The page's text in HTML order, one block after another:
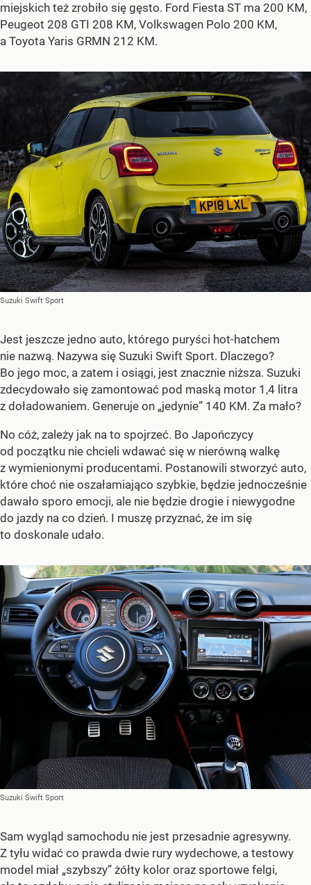
miejskich też zrobiło się gęsto. Ford Fiesta ST ma 200 KM,
Peugeot 208 GTI 208 KM, Volkswagen Polo 200 KM,
a Toyota Yaris GRMN 212 KM.
Suzuki Swift Sport
Jest jeszcze jedno auto, którego puryści hot-hatchem
nie nazwą. Nazywa się Suzuki Swift Sport. Dlaczego?
Bo jego moc, a zatem i osiągi, jest znacznie niższa. Suzuki
zdecydowało się zamontować pod maską motor 1,4 litra
z doładowaniem. Generuje on „jedynie” 140 KM. Za mało?
No cóż, zależy jak na to spojrzeć. Bo Japończycy
od początku nie chcieli wdawać się w nierówną walkę
z wymienionymi producentami. Postanowili stworzyć auto,
które choć nie oszałamiająco szybkie, będzie jednocześnie
dawało sporo emocji, ale nie będzie drogie i niewygodne
do jazdy na co dzień. I muszę przyznać, że im się
to doskonale udało.
Suzuki Swift Sport
Sam wygląd samochodu nie jest przesadnie agresywny.
Z tyłu widać co prawda dwie rury wydechowe, a testowy
model miał „szybszy” żółty kolor oraz sportowe felgi,